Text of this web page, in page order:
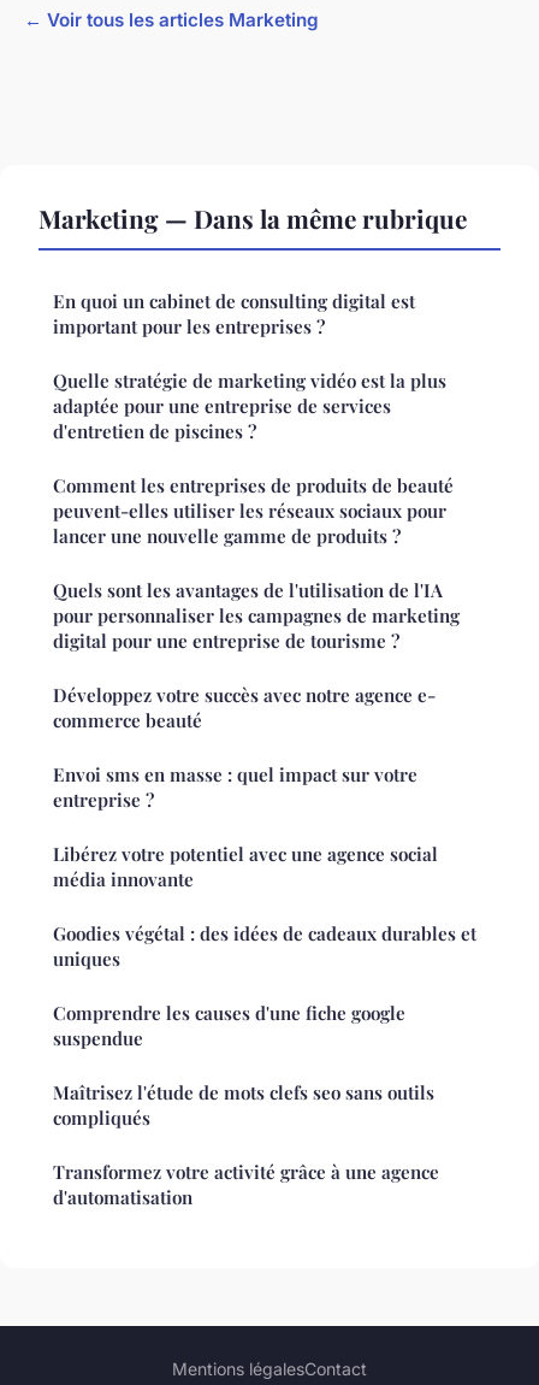
← Voir tous les articles Marketing
Marketing — Dans la même rubrique
En quoi un cabinet de consulting digital est
important pour les entreprises ?
Quelle stratégie de marketing vidéo est la plus
adaptée pour une entreprise de services
d'entretien de piscines ?
Comment les entreprises de produits de beauté
peuvent-elles utiliser les réseaux sociaux pour
lancer une nouvelle gamme de produits ?
Quels sont les avantages de l'utilisation de l'IA
pour personnaliser les campagnes de marketing
digital pour une entreprise de tourisme ?
Développez votre succès avec notre agence e-
commerce beauté
Envoi sms en masse : quel impact sur votre
entreprise ?
Libérez votre potentiel avec une agence social
média innovante
Goodies végétal : des idées de cadeaux durables et
uniques
Comprendre les causes d'une fiche google
suspendue
Maîtrisez l'étude de mots clefs seo sans outils
compliqués
Transformez votre activité grâce à une agence
d'automatisation
Mentions légalesContact